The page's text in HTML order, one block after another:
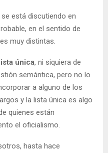
está discutiendo en
en el sentido de
muy distintas.
única, ni siquiera de
semántica, pero no lo
a alguno de los
y la lista única es algo
quienes están
el oficialismo.
hasta hace